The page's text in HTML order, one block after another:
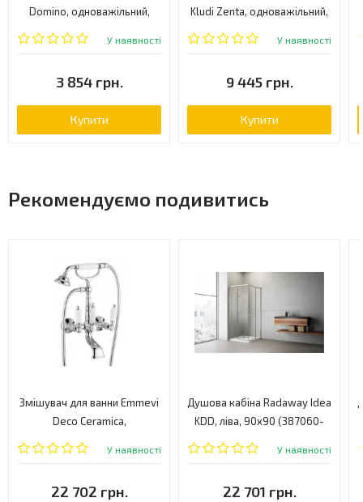
Domino, одноважільний,
хром (971131)
У наявності
3 854 грн.
Купити
Kludi Zenta, одноважільний,
хром (382940575)
У наявності
9 445 грн.
Купити
Рекомендуємо подивитись
Змішувач для ванни Emmevi
Deco Ceramica,
двовентильний, золото
У наявності
22 702 грн.
Душова кабіна Radaway Idea
KDD, ліва, 90x90 (387060-
01-01L)
У наявності
22 701 грн.